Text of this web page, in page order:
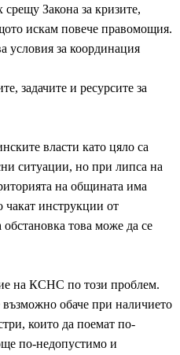
срещу Закона за кризите,
искам повече правомощия.
условия за координация
задачите и ресурсите за
власти като цяло са
ситуации, но при липса на
на общината има
чакат инструкции от
това може да се
на КСНС по този проблем.
обаче при наличието
които да поемат по-
по-недопустимо и